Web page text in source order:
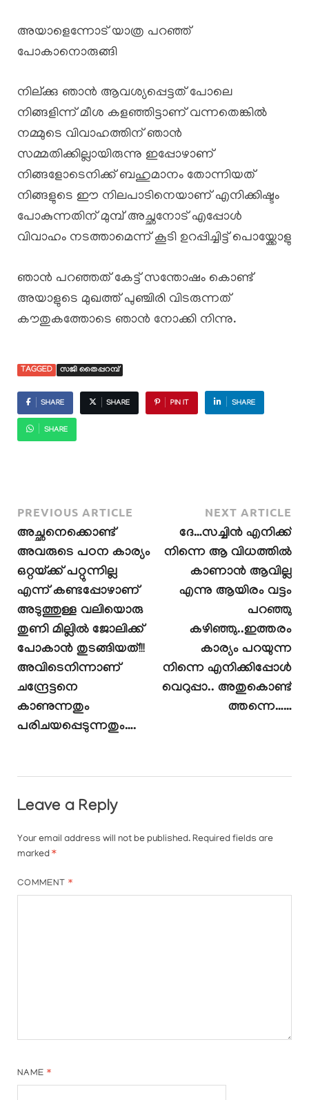
അയാളെന്നോട് യാത്ര പറഞ്ഞ്
പോകാനൊരുങ്ങി
നില്ക്കു ഞാൻ ആവശ്യപ്പെട്ടത് പോലെ
നിങ്ങളിന്ന് മീശ കളഞ്ഞിട്ടാണ് വന്നതെങ്കിൽ
നമ്മുടെ വിവാഹത്തിന് ഞാൻ
സമ്മതിക്കില്ലായിരുന്നു ഇപ്പോഴാണ്
നിങ്ങളോടെനിക്ക് ബഹുമാനം തോന്നിയത്
നിങ്ങളുടെ ഈ നിലപാടിനെയാണ് എനിക്കിഷ്ടം
പോകുന്നതിന് മുമ്പ് അച്ഛനോട് എപ്പോൾ
വിവാഹം നടത്താമെന്ന് കൂടി ഉറപ്പിച്ചിട്ട് പൊയ്ക്കോളു
ഞാൻ പറഞ്ഞത് കേട്ട് സന്തോഷം കൊണ്ട്
അയാളുടെ മുഖത്ത് പുഞ്ചിരി വിടരുന്നത്
കൗതുകത്തോടെ ഞാൻ നോക്കി നിന്നു.
TAGGED സജി തൈപ്പറമ്പ്
SHARE SHARE PIN IT SHARE
SHARE
PREVIOUS ARTICLE
അച്ഛനെക്കൊണ്ട്
അവരുടെ പഠന കാര്യം
ഒറ്റയ്ക്ക് പറ്റുന്നില്ല
എന്ന് കണ്ടപ്പോഴാണ്
അടുത്തുള്ള വലിയൊരു
തുണി മില്ലിൽ ജോലിക്ക്
പോകാൻ തുടങ്ങിയത്!!!
അവിടെനിന്നാണ്
ചന്ദ്രേട്ടനെ
കാണുന്നതും
പരിചയപ്പെടുന്നതും….
NEXT ARTICLE
ദേ…സച്ചിൻ എനിക്ക്
നിന്നെ ആ വിധത്തിൽ
കാണാൻ ആവില്ല
എന്നു ആയിരം വട്ടം
പറഞ്ഞു
കഴിഞ്ഞു..ഇത്തരം
കാര്യം പറയുന്ന
നിന്നെ എനിക്കിപ്പോൾ
വെറുപ്പാ.. അതുകൊണ്ട്
ത്തന്നെ……
Leave a Reply
Your email address will not be published. Required fields are
marked *
COMMENT*
NAME*